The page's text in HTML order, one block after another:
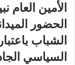
الأمين العام
الحضور
الشباب
السياسي